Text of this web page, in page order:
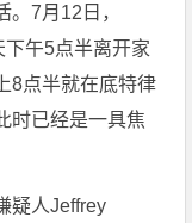
7月12日，
午5点半离开家
8点半就在底特律
时已经是一具焦
疑人Jeffrey